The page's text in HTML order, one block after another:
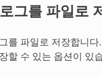
로그를 파일로
를 파일로 저장합니다
할 수 있는 옵션이 있